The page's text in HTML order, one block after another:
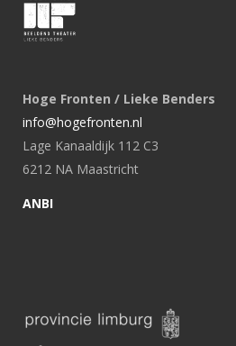
Hoge Fronten / Lieke Benders
info@hogefronten.nl
Lage Kanaaldijk 112 C3
6212 NA Maastricht
ANBI